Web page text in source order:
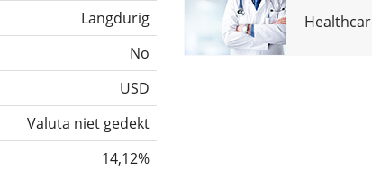
Langdurig
No
USD
Valuta niet gedekt
14,12%